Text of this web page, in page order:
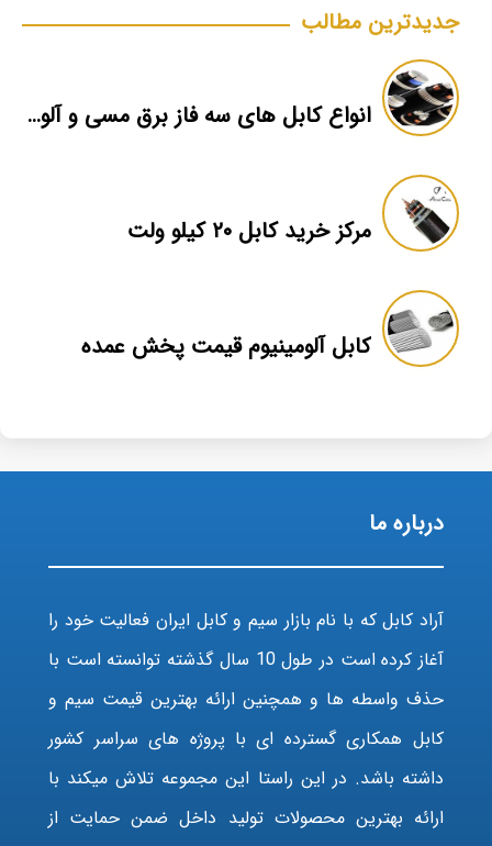
جدیدترین مطالب
انواع کابل های سه فاز برق مسی و آلومینیومی
مرکز خرید کابل ۲۰ کیلو ولت
کابل آلومینیوم قیمت پخش عمده
درباره ما
آراد کابل که با نام بازار سیم و کابل ایران فعالیت خود را
آغاز کرده است در طول 10 سال گذشته توانسته است با
حذف واسطه ها و همچنین ارائه بهترین قیمت سیم و
کابل همکاری گسترده ای با پروژه های سراسر کشور
داشته باشد. در این راستا این مجموعه تلاش میکند با
ارائه بهترین محصولات تولید داخل ضمن حمایت از